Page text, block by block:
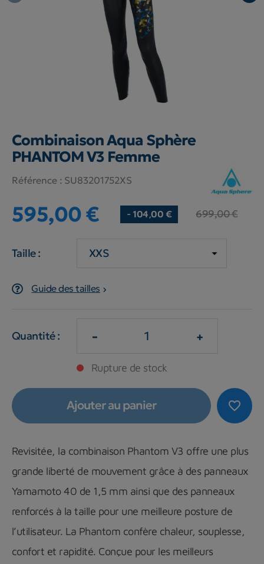
Combinaison Aqua Sphère
PHANTOM V3 Femme
Référence : SU83201752XS
595,00 € - 104,00 € 699,00 €
Taille :
Guide des tailles
Quantité : - +
Rupture de stock
favorite_border
Ajouter au panier
Revisitée, la combinaison Phantom V3 offre une plus
grande liberté de mouvement grâce à des panneaux
Yamamoto 40 de 1,5 mm ainsi que des panneaux
renforcés à la taille pour une meilleure posture de
l’utilisateur. La Phantom confère chaleur, souplesse,
confort et rapidité. Conçue pour les meilleurs